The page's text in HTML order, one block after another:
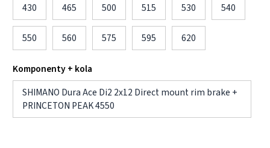
430
465 500 515 530 540
550 560 575 595 620
Komponenty + kola
SHIMANO Dura Ace Di2 2x12 Direct mount rim brake +
PRINCETON PEAK 4550